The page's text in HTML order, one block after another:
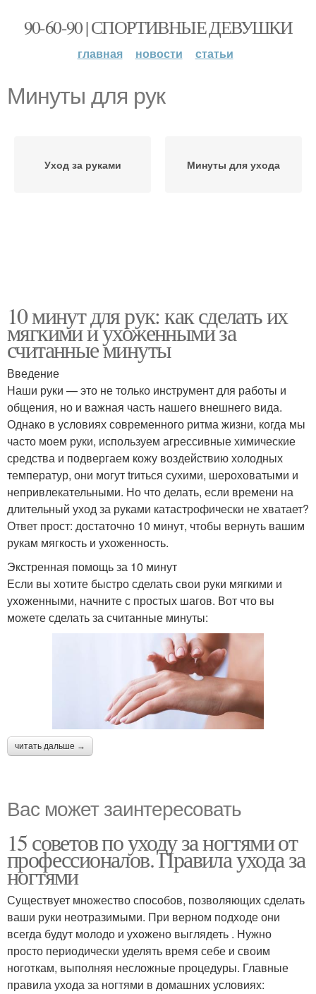
90-60-90 | СПОРТИВНЫЕ ДЕВУШКИ
главная новости статьи
Минуты для рук
Уход за руками Минуты для ухода
10 минут для рук: как сделать их
мягкими и ухоженными за
считанные минуты
Введение
Наши руки — это не только инструмент для работы и
общения, но и важная часть нашего внешнего вида.
Однако в условиях современного ритма жизни, когда мы
часто моем руки, используем агрессивные химические
средства и подвергаем кожу воздействию холодных
температур, они могут trиться сухими, шероховатыми и
непривлекательными. Но что делать, если времени на
длительный уход за руками катастрофически не хватает?
Ответ прост: достаточно 10 минут, чтобы вернуть вашим
рукам мягкость и ухоженность.
Экстренная помощь за 10 минут
Если вы хотите быстро сделать свои руки мягкими и
ухоженными, начните с простых шагов. Вот что вы
можете сделать за считанные минуты:
читать дальше →
Вас может заинтересовать
15 советов по уходу за ногтями от
профессионалов. Правила ухода за
ногтями
Существует множество способов, позволяющих сделать
ваши руки неотразимыми. При верном подходе они
всегда будут молодо и ухожено выглядеть . Нужно
просто периодически уделять время себе и своим
ноготкам, выполняя несложные процедуры. Главные
правила ухода за ногтями в домашних условиях: